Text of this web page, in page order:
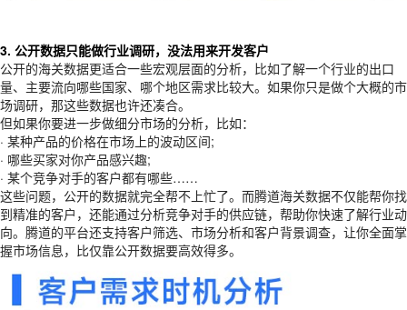
3. 公开数据只能做行业调研，没法用来开发客户
公开的海关数据更适合一些宏观层面的分析，比如了解一个行业的出口
量、主要流向哪些国家、哪个地区需求比较大。如果你只是做个大概的市
场调研，那这些数据也许还凑合。
但如果你要进一步做细分市场的分析，比如：
· 某种产品的价格在市场上的波动区间;
· 哪些买家对你产品感兴趣;
· 某个竞争对手的客户都有哪些……
这些问题，公开的数据就完全帮不上忙了。而腾道海关数据不仅能帮你找
到精准的客户，还能通过分析竞争对手的供应链，帮助你快速了解行业动
向。腾道的平台还支持客户筛选、市场分析和客户背景调查，让你全面掌
握市场信息，比仅靠公开数据要高效得多。